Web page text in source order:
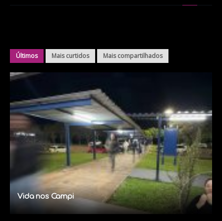
Últimos Mais curtidos Mais compartilhados
Vida nos Campi